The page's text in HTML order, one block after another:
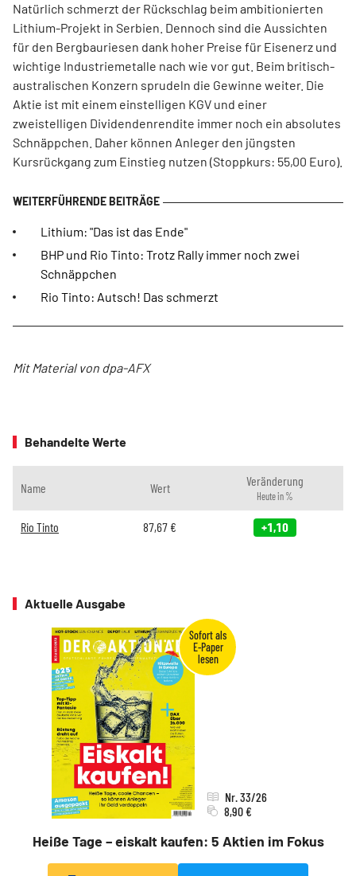
Natürlich schmerzt der Rückschlag beim ambitionierten
Lithium-Projekt in Serbien. Dennoch sind die Aussichten
für den Bergbauriesen dank hoher Preise für Eisenerz und
wichtige Industriemetalle nach wie vor gut. Beim britisch-
australischen Konzern sprudeln die Gewinne weiter. Die
Aktie ist mit einem einstelligen KGV und einer
zweistelligen Dividendenrendite immer noch ein absolutes
Schnäppchen. Daher können Anleger den jüngsten
Kursrückgang zum Einstieg nutzen (Stoppkurs: 55,00 Euro).
Lithium: "Das ist das Ende"
BHP und Rio Tinto: Trotz Rally immer noch zwei
Schnäppchen
Rio Tinto: Autsch! Das schmerzt
Mit Material von dpa-AFX
Behandelte Werte
Name Wert Veränderung
Heute in %
Rio Tinto 87,67 € +1,10
Aktuelle Ausgabe
Heiße Tage – eiskalt kaufen: 5 Aktien im Fokus
Nr. 33/26
8,90 €